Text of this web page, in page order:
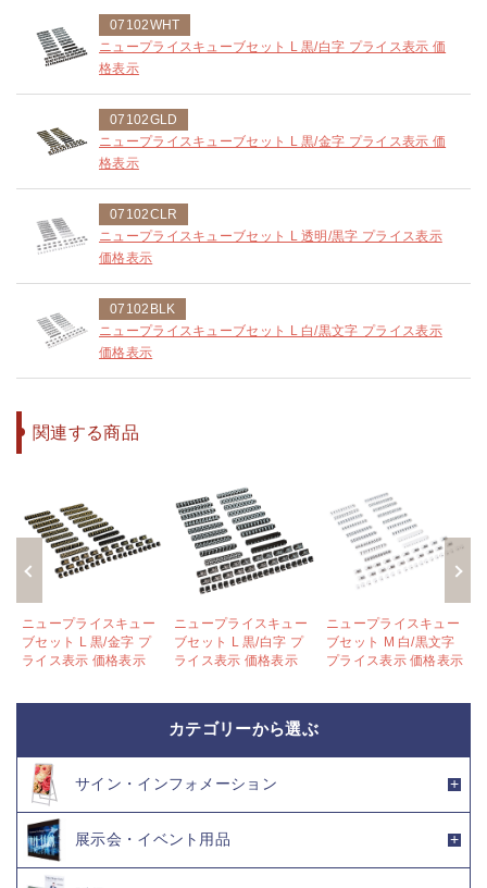
07102WHT
ニュープライスキューブセット L 黒/白字 プライス表示 価
格表示
07102GLD
ニュープライスキューブセット L 黒/金字 プライス表示 価
格表示
07102CLR
ニュープライスキューブセット L 透明/黒字 プライス表示
価格表示
07102BLK
ニュープライスキューブセット L 白/黒文字 プライス表示
価格表示
関連する商品
ニュープライスキュー
ブセット L 黒/金字 プ
ライス表示 価格表示
ニュープライスキュー
ブセット L 黒/白字 プ
ライス表示 価格表示
ニュープライスキュー
ブセット M 白/黒文字
プライス表示 価格表示
カテゴリーから選ぶ
サイン・インフォメーション
展示会・イベント用品